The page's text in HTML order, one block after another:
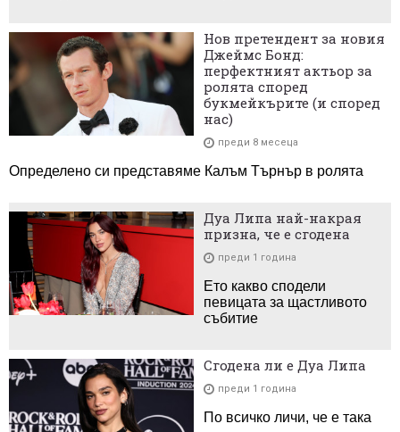
Нов претендент за новия
Джеймс Бонд:
перфектният актьор за
ролята според
букмейкърите (и според
нас)
преди 8 месеца
Определено си представяме Калъм Търнър в ролята
Дуа Липа най-накрая
призна, че е сгодена
преди 1 година
Ето какво сподели
певицата за щастливото
събитие
Сгодена ли е Дуа Липа
преди 1 година
По всичко личи, че е така